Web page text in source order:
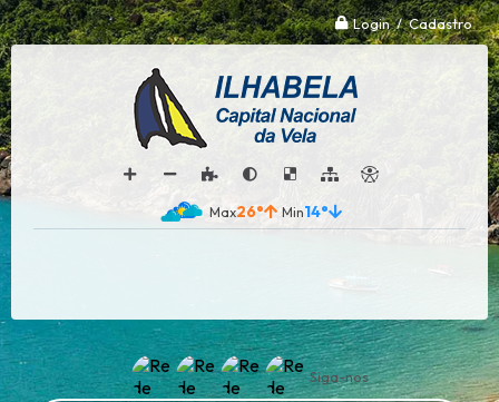
Login / Cadastro
26° 14°
Siga-nos